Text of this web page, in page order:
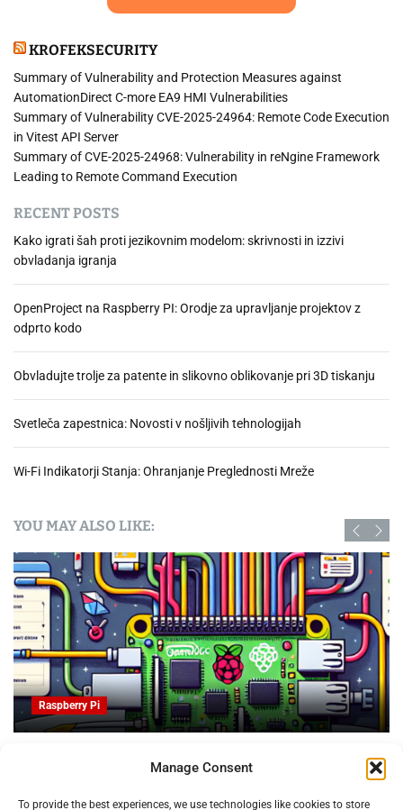
Manage Consent
To provide the best experiences, we use technologies like cookies to store
KROFEKSECURITY
Summary of Vulnerability and Protection Measures against
AutomationDirect C-more EA9 HMI Vulnerabilities
Summary of Vulnerability CVE-2025-24964: Remote Code Execution
in Vitest API Server
Summary of CVE-2025-24968: Vulnerability in reNgine Framework
Leading to Remote Command Execution
RECENT POSTS
Kako igrati šah proti jezikovnim modelom: skrivnosti in izzivi
obvladanja igranja
OpenProject na Raspberry PI: Orodje za upravljanje projektov z
odprto kodo
Obvladujte trolje za patente in slikovno oblikovanje pri 3D tiskanju
Svetleča zapestnica: Novosti v nošljivih tehnologijah
Wi-Fi Indikatorji Stanja: Ohranjanje Preglednosti Mreže
YOU MAY ALSO LIKE:
Raspberry Pi
OpenProject na Raspberry PI: Orodje za upravljanje
projektov z odprto kodo
09.02.2025